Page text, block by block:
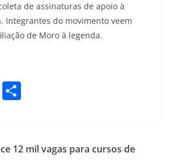
de assinaturas de apoio à
Integrantes do movimento veem
de Moro à legenda.
E
e
12 mil vagas para cursos de